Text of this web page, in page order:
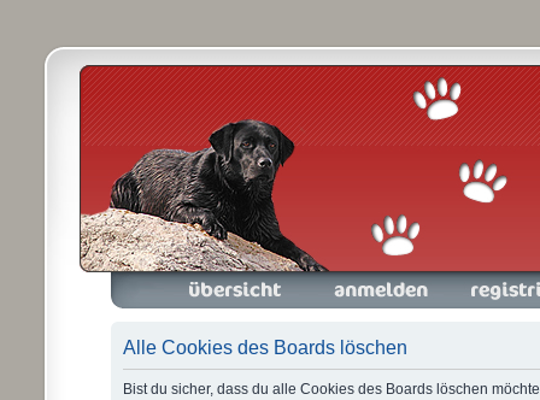
Foren-Übersicht Anmelden Registrieren
Alle Cookies des Boards löschen
Bist du sicher, dass du alle Cookies des Boards löschen